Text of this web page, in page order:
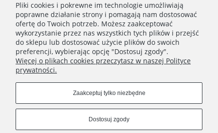
WAŻNE INFORMACJE
POLECANE STRONY
Pliki cookies i pokrewne im technologie umożliwiają
poprawne działanie strony i pomagają nam dostosować
ofertę do Twoich potrzeb. Możesz zaakceptować
wykorzystanie przez nas wszystkich tych plików i przejść
do sklepu lub dostosować użycie plików do swoich
preferencji, wybierając opcję "Dostosuj zgody".
Więcej o plikach cookies przeczytasz w naszej Polityce
prywatności.
Zaakceptuj tylko niezbędne
Dostosuj zgody